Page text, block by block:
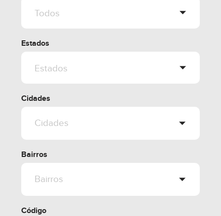
Estados
Cidades
Bairros
Código